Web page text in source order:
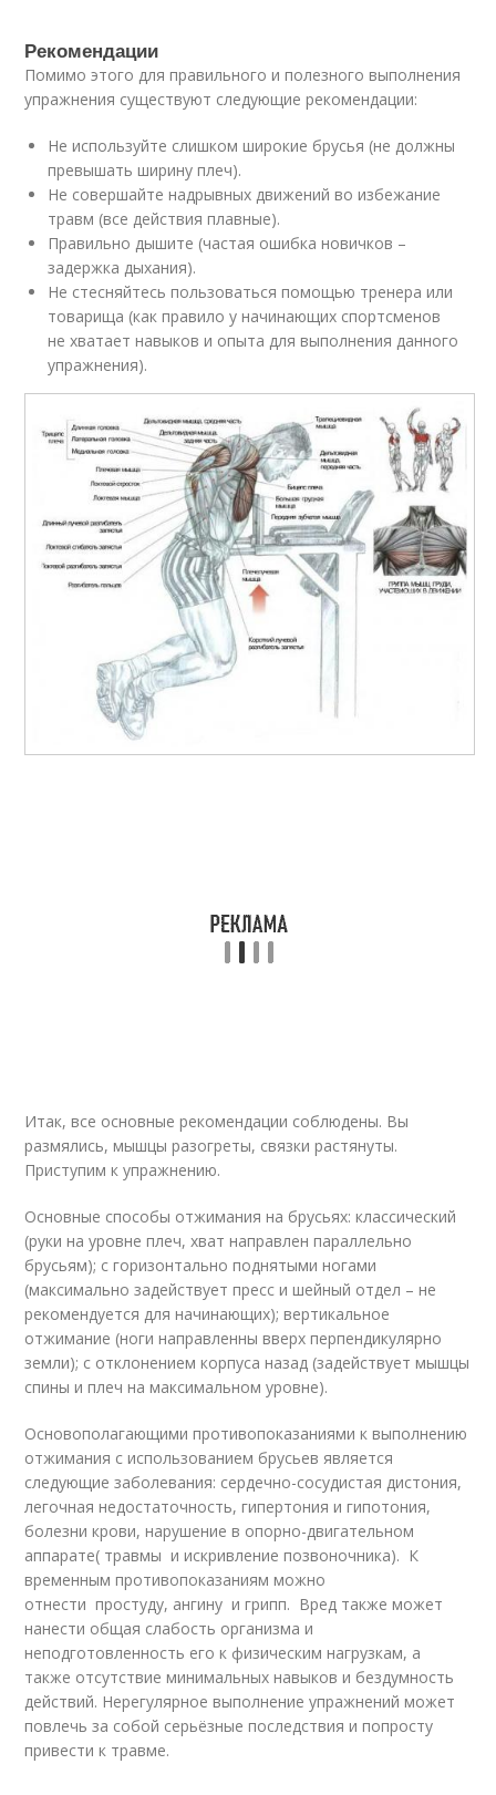
Рекомендации
Помимо этого для правильного и полезного выполнения
упражнения существуют следующие рекомендации:
Не используйте слишком широкие брусья (не должны
превышать ширину плеч).
Не совершайте надрывных движений во избежание
травм (все действия плавные).
Правильно дышите (частая ошибка новичков –
задержка дыхания).
Не стесняйтесь пользоваться помощью тренера или
товарища (как правило у начинающих спортсменов
не хватает навыков и опыта для выполнения данного
упражнения).
Итак, все основные рекомендации соблюдены. Вы
размялись, мышцы разогреты, связки растянуты.
Приступим к упражнению.
Основные способы отжимания на брусьях: классический
(руки на уровне плеч, хват направлен параллельно
брусьям); с горизонтально поднятыми ногами
(максимально задействует пресс и шейный отдел – не
рекомендуется для начинающих); вертикальное
отжимание (ноги направленны вверх перпендикулярно
земли); с отклонением корпуса назад (задействует мышцы
спины и плеч на максимальном уровне).
Основополагающими противопоказаниями к выполнению
отжимания с использованием брусьев является
следующие заболевания: сердечно-сосудистая дистония,
легочная недостаточность, гипертония и гипотония,
болезни крови, нарушение в опорно-двигательном
аппарате( травмы и искривление позвоночника). К
временным противопоказаниям можно
отнести простуду, ангину и грипп. Вред также может
нанести общая слабость организма и
неподготовленность его к физическим нагрузкам, а
также отсутствие минимальных навыков и бездумность
действий. Нерегулярное выполнение упражнений может
повлечь за собой серьёзные последствия и попросту
привести к травме.